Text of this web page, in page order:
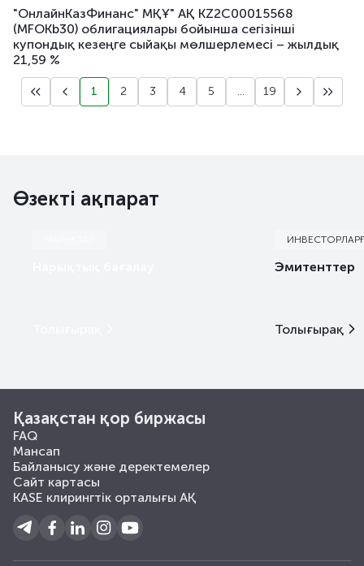
"ОнлайнКазФинанс" МҚҰ" АҚ KZ2C00015568
(MFOKb30) облигациялары бойынша cегiзiншi
купондық кезеңге сыйақы мөлшерлемесі – жылдық
21,59 %
1 2 3 4 5 ... 19
Өзекті ақпарат
Эмитенттер
Толығырақ
Қазақстан қор биржасы
FAQ
Мансап
Байланысу және деректемелер
Сайт картасы
KASE клирингтік орталығы АҚ